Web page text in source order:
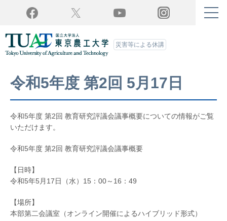
Facebook YouTube Instagram
災害等による休講
令和5年度 第2回 5月17日
令和5年度 第2回 教育研究評議会議事概要についての情報がご覧
いただけます。
令和5年度 第2回 教育研究評議会議事概要
【日時】
令和5年5月17日（水）15：00～16：49
【場所】
本部第二会議室（オンライン開催によるハイブリッド形式）